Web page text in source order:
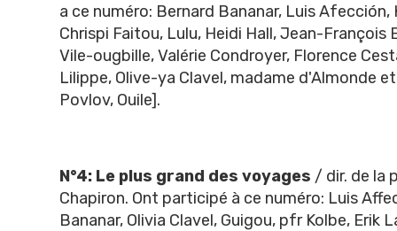
a ce numéro: Bernard Bananar, Luis Afección,
Chrispi Faitou, Lulu, Heidi Hall, Jean-François
Vile-ougbille, Valérie Condroyer, Florence
Lilippe, Olive-ya Clavel, madame d'Almonde
Povlov, Ouile].
N°4: Le plus grand des voyages / dir. de la
Chapiron. Ont participé à ce numéro: Luis
Bananar, Olivia Clavel, Guigou, pfr Kolbe, Erik